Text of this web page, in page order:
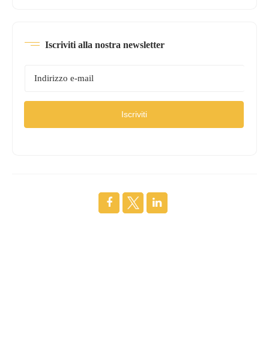
Iscriviti alla nostra newsletter
Iscriviti